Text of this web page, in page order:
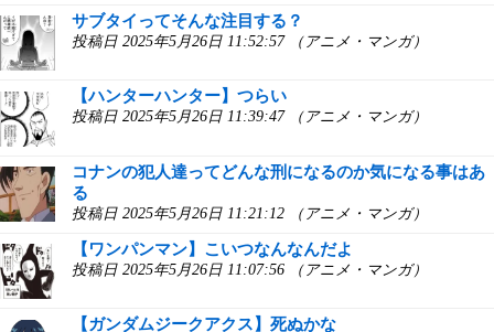
サブタイってそんな注目する？
投稿日 2025年5月26日 11:52:57 （アニメ・マンガ）
【ハンターハンター】つらい
投稿日 2025年5月26日 11:39:47 （アニメ・マンガ）
コナンの犯人達ってどんな刑になるのか気になる事はあ
る
投稿日 2025年5月26日 11:21:12 （アニメ・マンガ）
【ワンパンマン】こいつなんなんだよ
投稿日 2025年5月26日 11:07:56 （アニメ・マンガ）
【ガンダムジークアクス】死ぬかな